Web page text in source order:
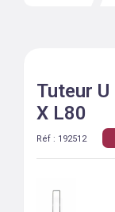
Tuteur
X L80
Réf : 192512